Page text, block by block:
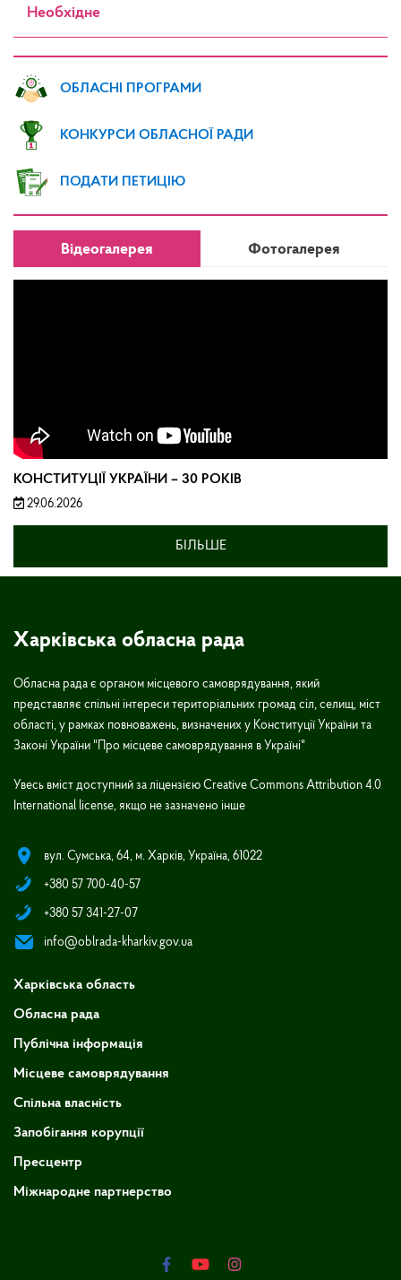
Необхідне
ОБЛАСНІ ПРОГРАМИ
КОНКУРСИ ОБЛАСНОЇ РАДИ
ПОДАТИ ПЕТИЦІЮ
Відеогалерея Фотогалерея
КОНСТИТУЦІЇ УКРАЇНИ – 30 РОКІВ
29.06.2026
БІЛЬШЕ
Харківська обласна рада
Обласна рада є органом місцевого самоврядування, який
представляє спільні інтереси територіальних громад сіл, селищ, міст
області, у рамках повноважень, визначених у Конституції України та
Законі України "Про місцеве самоврядування в Україні"
Увесь вміст доступний за ліцензією Creative Commons Attribution 4.0
International license, якщо не зазначено інше
вул. Сумська, 64, м. Харків, Україна, 61022
+380 57 700-40-57
+380 57 341-27-07
info@oblrada-kharkiv.gov.ua
Харківська область
Обласна рада
Публічна інформація
Місцеве самоврядування
Спільна власність
Запобігання корупції
Пресцентр
Міжнародне партнерство